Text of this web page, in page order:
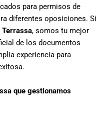
para permisos de
diferentes oposiciones. Si
, somos tu mejor
de los documentos
experiencia para
que gestionamos